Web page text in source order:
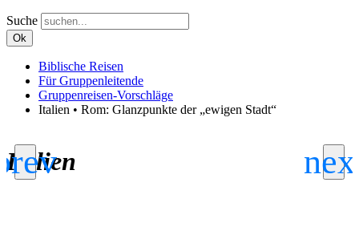
Suche
Ok
Biblische Reisen
Für Gruppenleitende
Gruppenreisen-Vorschläge
Italien • Rom: Glanzpunkte der „ewigen Stadt“
Italien